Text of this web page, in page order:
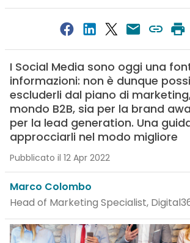
I Social Media sono oggi una
informazioni: non è dunque
escluderli dal piano di
mondo B2B, sia per la brand
per la lead generation. Una
approcciarli nel modo migliore
Pubblicato il 12 Apr 2022
Marco Colombo
Head of Marketing Specialist,